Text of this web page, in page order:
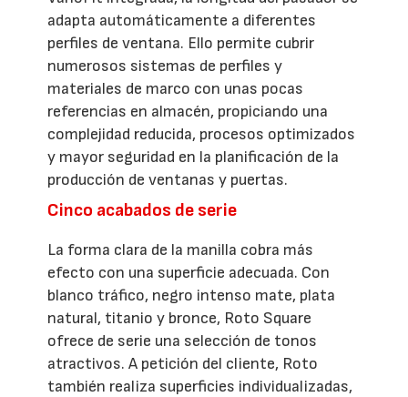
adapta automáticamente a diferentes
perfiles de ventana. Ello permite cubrir
numerosos sistemas de perfiles y
materiales de marco con unas pocas
referencias en almacén, propiciando una
complejidad reducida, procesos optimizados
y mayor seguridad en la planificación de la
producción de ventanas y puertas.
Cinco acabados de serie
La forma clara de la manilla cobra más
efecto con una superficie adecuada. Con
blanco tráfico, negro intenso mate, plata
natural, titanio y bronce, Roto Square
ofrece de serie una selección de tonos
atractivos. A petición del cliente, Roto
también realiza superficies individualizadas,